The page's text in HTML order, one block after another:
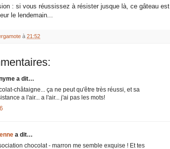
: si vous réussissez à résister jusque là, ce gâteau est
le lendemain...
à 21:52
a dit…
châtaigne... ça ne peut qu'être très réussi, et sa
a l'air... a l'air... j'ai pas les mots!
a dit…
chocolat - marron me semble exquise ! Et tes